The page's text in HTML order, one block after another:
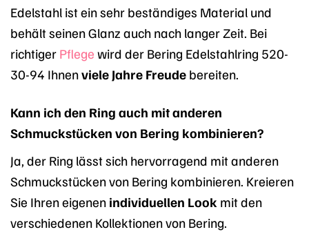
Edelstahl ist ein sehr beständiges Material und
behält seinen Glanz auch nach langer Zeit. Bei
richtiger Pflege wird der Bering Edelstahlring 520-
30-94 Ihnenviele Jahre Freude bereiten.
Kann ich den Ring auch mit anderen
Schmuckstücken von Bering kombinieren?
Ja, der Ring lässt sich hervorragend mit anderen
Schmuckstücken von Bering kombinieren. Kreieren
Sie Ihren eigenen individuellen Look mit den
verschiedenen Kollektionen von Bering.